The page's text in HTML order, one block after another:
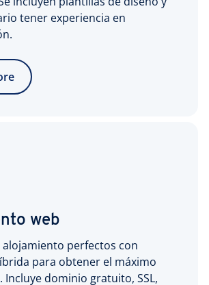
tener experiencia en
web
alojamiento perfectos con
para obtener el máximo
dominio gratuito, SSL,